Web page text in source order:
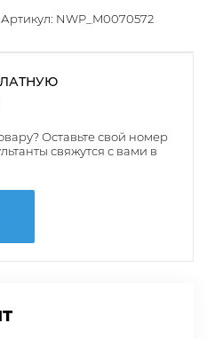
Артикул: NWP_M0070572
Оставьте свой номер
свяжутся с вами в